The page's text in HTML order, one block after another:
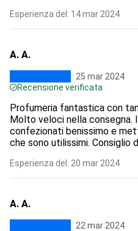
Esperienza del: 14 mar 2024
A. A.
25 mar 2024
Recensione verificata
Profumeria fantastica con
Molto veloci nella consegna.
confezionati benissimo e
che sono utilissimi. Consiglio
Esperienza del: 20 mar 2024
A. A.
22 mar 2024